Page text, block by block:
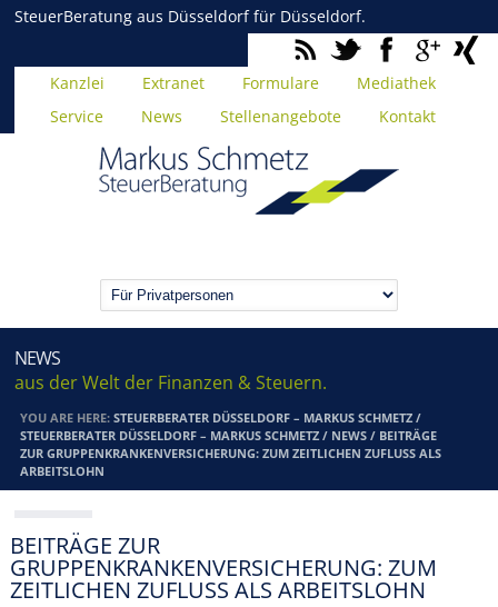
SteuerBeratung aus Düsseldorf für Düsseldorf.
Kanzlei Extranet Formulare
Mediathek
Service
News Stellenangebote Kontakt
NEWS
aus der Welt der Finanzen & Steuern.
YOU ARE HERE:STEUERBERATER DÜSSELDORF – MARKUS SCHMETZ /
STEUERBERATER DÜSSELDORF – MARKUS SCHMETZ / NEWS / BEITRÄGE
ZUR GRUPPENKRANKENVERSICHERUNG: ZUM ZEITLICHEN ZUFLUSS ALS
ARBEITSLOHN
BEITRÄGE ZUR
GRUPPENKRANKENVERSICHERUNG: ZUM
ZEITLICHEN ZUFLUSS ALS ARBEITSLOHN